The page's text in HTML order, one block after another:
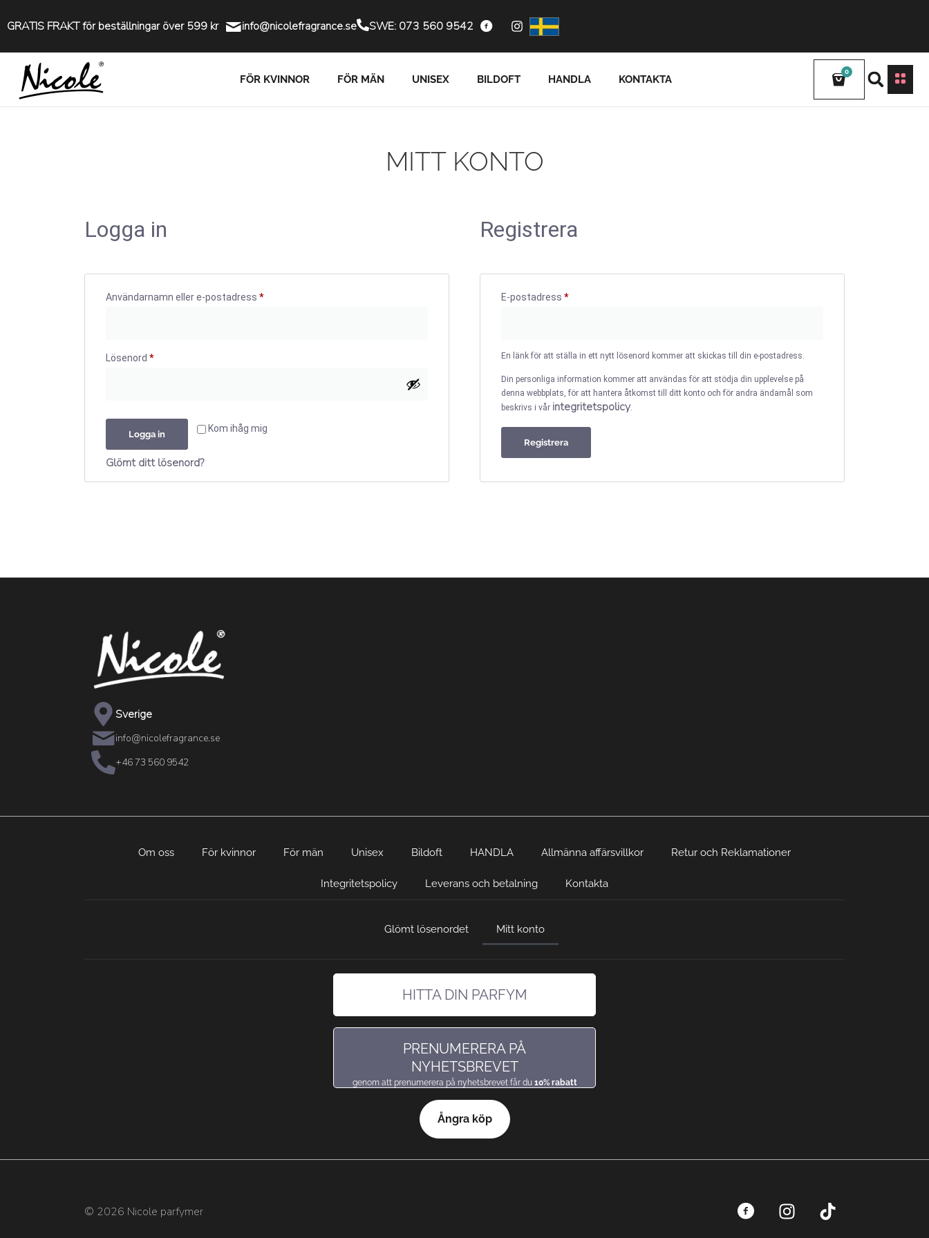
GRATIS FRAKT för beställningar över 599 kr info@nicolefragrance.se SWE: 073 560 9542
FÖR KVINNOR FÖR MÄN UNISEX BILDOFT HANDLA KONTAKTA
0
MITT KONTO
Logga in
Användarnamn eller e-postadress *
Lösenord *
Kom ihåg mig
Logga in
Glömt ditt lösenord?
Registrera
E-postadress *
En länk för att ställa in ett nytt lösenord kommer att skickas till din e-postadress.
Din personliga information kommer att användas för att stödja din upplevelse på
denna webbplats, för att hantera åtkomst till ditt konto och för andra ändamål som
beskrivs i vår integritetspolicy.
Registrera
Sverige
info@nicolefragrance.se
+46 73 560 9542
Om oss För kvinnor För män Unisex Bildoft HANDLA Allmänna affärsvillkor Retur och Reklamationer
Integritetspolicy Leverans och betalning Kontakta
Glömt lösenordet Mitt konto
HITTA DIN PARFYM
PRENUMERERA PÅ
NYHETSBREVET
genom att prenumerera på nyhetsbrevet får du 10% rabatt
Ångra köp
© 2026 Nicole parfymer